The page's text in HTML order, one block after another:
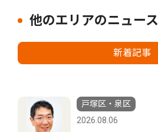
他のエリアのニュース
新着記事
戸塚区・泉区
2026.08.06